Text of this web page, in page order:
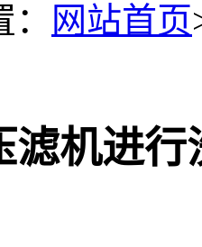
网站首页
滤机进